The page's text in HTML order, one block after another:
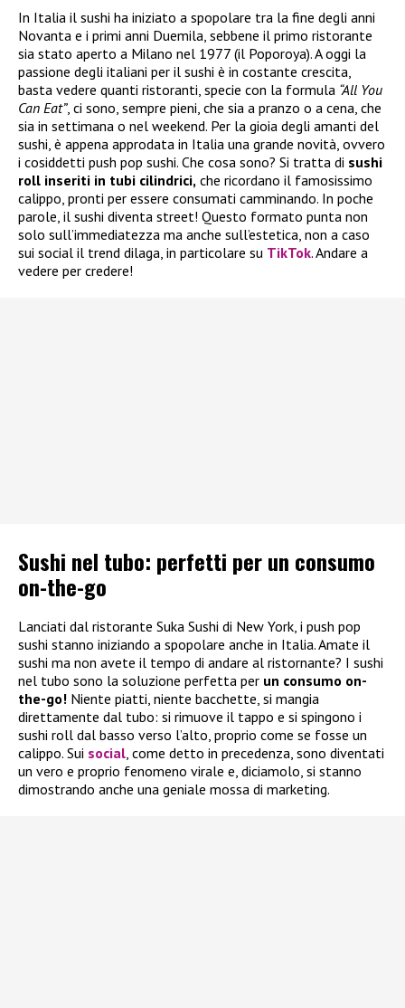
In Italia il sushi ha iniziato a spopolare tra la fine degli anni
Novanta e i primi anni Duemila, sebbene il primo ristorante
sia stato aperto a Milano nel 1977 (il Poporoya). A oggi la
passione degli italiani per il sushi è in costante crescita,
basta vedere quanti ristoranti, specie con la formula “All You
Can Eat”, ci sono, sempre pieni, che sia a pranzo o a cena, che
sia in settimana o nel weekend. Per la gioia degli amanti del
sushi, è appena approdata in Italia una grande novità, ovvero
i cosiddetti push pop sushi. Che cosa sono? Si tratta di sushi
roll inseriti in tubi cilindrici, che ricordano il famosissimo
calippo, pronti per essere consumati camminando. In poche
parole, il sushi diventa street! Questo formato punta non
solo sull’immediatezza ma anche sull’estetica, non a caso
sui social il trend dilaga, in particolare su TikTok. Andare a
vedere per credere!
Sushi nel tubo: perfetti per un consumo
on-the-go
Lanciati dal ristorante Suka Sushi di New York, i push pop
sushi stanno iniziando a spopolare anche in Italia. Amate il
sushi ma non avete il tempo di andare al ristornante? I sushi
nel tubo sono la soluzione perfetta per un consumo on-
the-go! Niente piatti, niente bacchette, si mangia
direttamente dal tubo: si rimuove il tappo e si spingono i
sushi roll dal basso verso l’alto, proprio come se fosse un
calippo. Sui social , come detto in precedenza, sono diventati
un vero e proprio fenomeno virale e, diciamolo, si stanno
dimostrando anche una geniale mossa di marketing.